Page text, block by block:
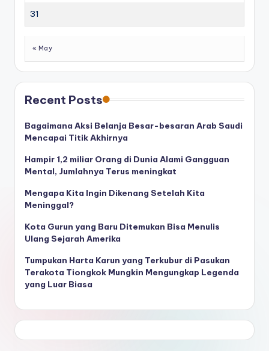
31
« May
Recent Posts
Bagaimana Aksi Belanja Besar-besaran Arab Saudi
Mencapai Titik Akhirnya
Hampir 1,2 miliar Orang di Dunia Alami Gangguan
Mental, Jumlahnya Terus meningkat
Mengapa Kita Ingin Dikenang Setelah Kita
Meninggal?
Kota Gurun yang Baru Ditemukan Bisa Menulis
Ulang Sejarah Amerika
Tumpukan Harta Karun yang Terkubur di Pasukan
Terakota Tiongkok Mungkin Mengungkap Legenda
yang Luar Biasa